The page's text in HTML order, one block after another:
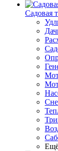
Садовая